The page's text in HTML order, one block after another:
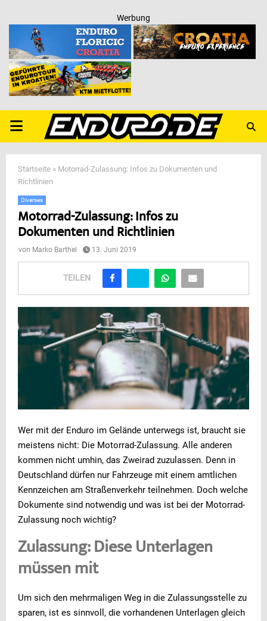
Werbung
PRIMARY
MENU
Startseite » Motorrad-Zulassung: Infos zu Dokumenten und
Richtlinien
Diverses
Motorrad-Zulassung: Infos zu
Dokumenten und Richtlinien
von Marko Barthel 13. Juni 2019
TEILEN
Wer mit der Enduro im Gelände unterwegs ist, braucht sie
meistens nicht: Die Motorrad-Zulassung. Alle anderen
kommen nicht umhin, das Zweirad zuzulassen. Denn in
Deutschland dürfen nur Fahrzeuge mit einem amtlichen
Kennzeichen am Straßenverkehr teilnehmen. Doch welche
Dokumente sind notwendig und was ist bei der Motorrad-
Zulassung noch wichtig?
Zulassung: Diese Unterlagen
müssen mit
Um sich den mehrmaligen Weg in die Zulassungsstelle zu
sparen, ist es sinnvoll, die vorhandenen Unterlagen gleich